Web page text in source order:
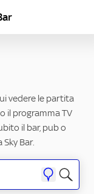
vedere le partita
il programma TV
il bar, pub o
Bar.